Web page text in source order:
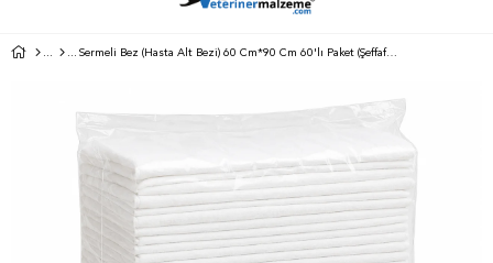
Sermeli Bez (Hasta Alt Bezi) 60 Cm*90 Cm 60'lı Paket (Şeffaf Poşet)